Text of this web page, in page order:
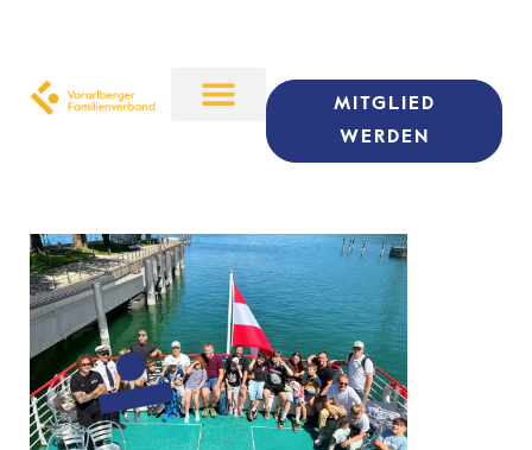
MITGLIED
WERDEN